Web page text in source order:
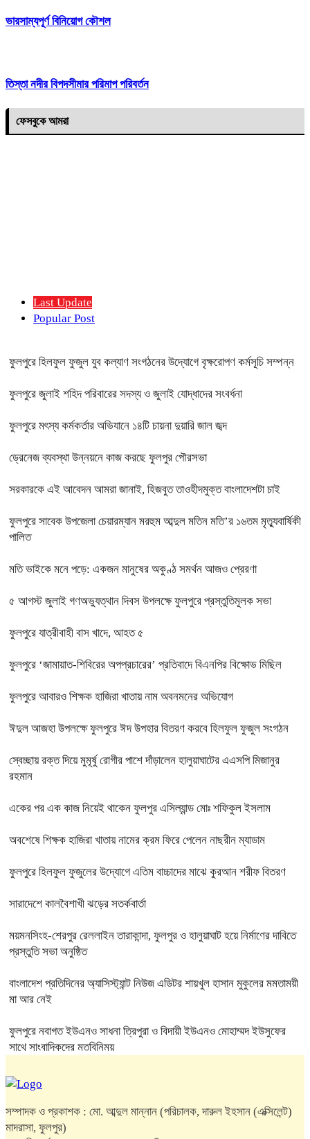
ভারসাম্যপূর্ণ বিনিয়োগ কৌশল
তিস্তা নদীর বিপদসীমার পরিমাপ পরিবর্তন
ফেসবুকে আমরা
Last Update
Popular Post
ফুলপুরে হিলফুল ফুজুল যুব কল্যাণ সংগঠনের উদ্যোগে বৃক্ষরোপণ কর্মসূচি সম্পন্ন
ফুলপুরে জুলাই শহিদ পরিবারের সদস্য ও জুলাই যোদ্ধাদের সংবর্ধনা
ফুলপুরে মৎস্য কর্মকর্তার অভিযানে ১৪টি চায়না দুয়ারি জাল জব্দ
ড্রেনেজ ব্যবস্থা উন্নয়নে কাজ করছে ফুলপুর পৌরসভা
সরকারকে এই আবেদন আমরা জানাই, হিজবুত তাওহীদমুক্ত বাংলাদেশটা চাই
ফুলপুরে সাবেক উপজেলা চেয়ারম্যান মরহুম আব্দুল মতিন মতি’র ১৬তম মৃত্যুবার্ষিকী
পালিত
মতি ভাইকে মনে পড়ে: একজন মানুষের অকুণ্ঠ সমর্থন আজও প্রেরণা
৫ আগস্ট জুলাই গণঅভ্যুত্থান দিবস উপলক্ষে ফুলপুরে প্রস্তুতিমূলক সভা
ফুলপুরে যাত্রীবাহী বাস খাদে, আহত ৫
ফুলপুরে ‘জামায়াত-শিবিরের অপপ্রচারের’ প্রতিবাদে বিএনপির বিক্ষোভ মিছিল
ফুলপুরে আবারও শিক্ষক হাজিরা খাতায় নাম অবনমনের অভিযোগ
ঈদুল আজহা উপলক্ষে ফুলপুরে ঈদ উপহার বিতরণ করবে হিলফুল ফুজুল সংগঠন
স্বেচ্ছায় রক্ত দিয়ে মুমূর্ষু রোগীর পাশে দাঁড়ালেন হালুয়াঘাটের এএসপি মিজানুর
রহমান
একের পর এক কাজ নিয়েই থাকেন ফুলপুর এসিল্যান্ড মোঃ শফিকুল ইসলাম
অবশেষে শিক্ষক হাজিরা খাতায় নামের ক্রম ফিরে পেলেন নাছরীন ম্যাডাম
ফুলপুরে হিলফুল ফুজুলের উদ্যোগে এতিম বাচ্চাদের মাঝে কুরআন শরীফ বিতরণ
সারাদেশে কালবৈশাখী ঝড়ের সতর্কবার্তা
ময়মনসিংহ-শেরপুর রেললাইন তারাকান্দা, ফুলপুর ও হালুয়াঘাট হয়ে নির্মাণের দাবিতে
প্রস্তুতি সভা অনুষ্ঠিত
বাংলাদেশ প্রতিদিনের অ্যাসিস্ট্যান্ট নিউজ এডিটর শায়খুল হাসান মুকুলের মমতাময়ী
মা আর নেই
ফুলপুরে নবাগত ইউএনও সাধনা ত্রিপুরা ও বিদায়ী ইউএনও মোহাম্মদ ইউসুফের
সাথে সাংবাদিকদের মতবিনিময়
সম্পাদক ও প্রকাশক : মো. আব্দুল মান্নান (পরিচালক, দারুল ইহসান (এক্সিলেন্ট)
মাদরাসা, ফুলপুর)